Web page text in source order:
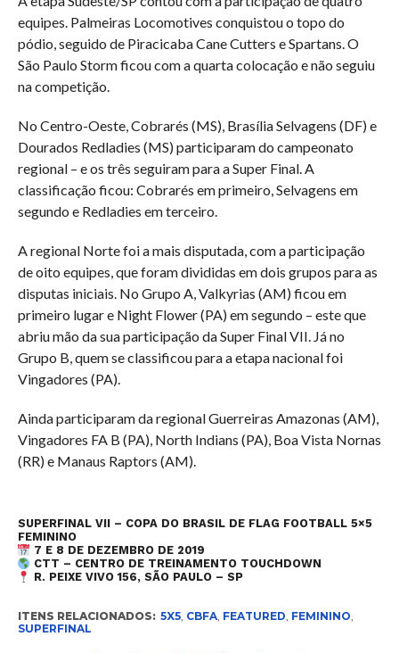
equipes. Palmeiras Locomotives conquistou o topo do
pódio, seguido de Piracicaba Cane Cutters e Spartans. O
São Paulo Storm ficou com a quarta colocação e não seguiu
na competição.
No Centro-Oeste, Cobrarés (MS), Brasília Selvagens (DF) e
Dourados Redladies (MS) participaram do campeonato
regional – e os três seguiram para a Super Final. A
classificação ficou: Cobrarés em primeiro, Selvagens em
segundo e Redladies em terceiro.
A regional Norte foi a mais disputada, com a participação
de oito equipes, que foram divididas em dois grupos para as
disputas iniciais. No Grupo A, Valkyrias (AM) ficou em
primeiro lugar e Night Flower (PA) em segundo – este que
abriu mão da sua participação da Super Final VII. Já no
Grupo B, quem se classificou para a etapa nacional foi
Vingadores (PA).
Ainda participaram da regional Guerreiras Amazonas (AM),
Vingadores FA B (PA), North Indians (PA), Boa Vista Nornas
(RR) e Manaus Raptors (AM).
SUPERFINAL VII – COPA DO BRASIL DE FLAG FOOTBALL 5×5
FEMININO
7 E 8 DE DEZEMBRO DE 2019
CTT – CENTRO DE TREINAMENTO TOUCHDOWN
R. PEIXE VIVO 156, SÃO PAULO – SP
ITENS RELACIONADOS: 5X5, CBFA, FEATURED, FEMININO,
SUPERFINAL